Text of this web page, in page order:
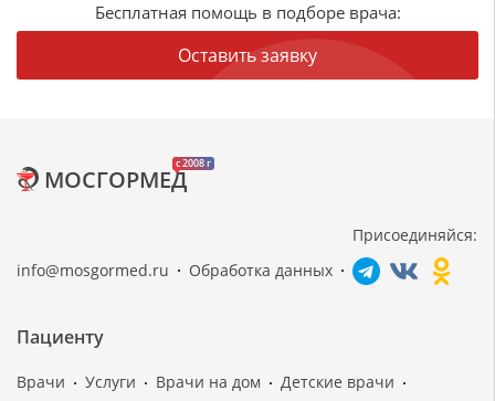
Бесплатная помощь в подборе врача:
Оставить заявку
c 2008 г
МОСГОРМЕД
info@mosgormed.ru Обработка данных
Присоединяйся:
Пациенту
Врачи Услуги Врачи на дом
Детские врачи